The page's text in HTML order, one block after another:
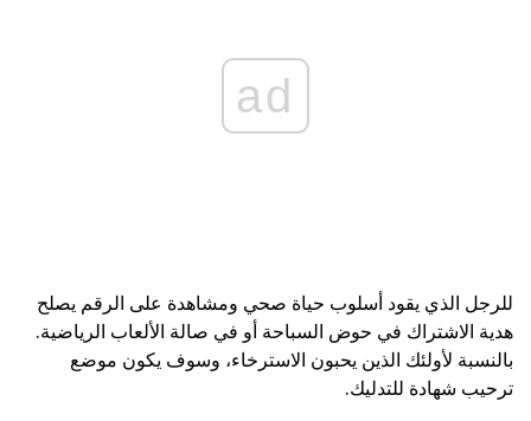
ad
للرجل الذي يقود أسلوب حياة صحي ومشاهدة على الرقم يصلح
هدية الاشتراك في حوض السباحة أو في صالة الألعاب الرياضية.
بالنسبة لأولئك الذين يحبون الاسترخاء، وسوف يكون موضع
ترحيب شهادة للتدليك.